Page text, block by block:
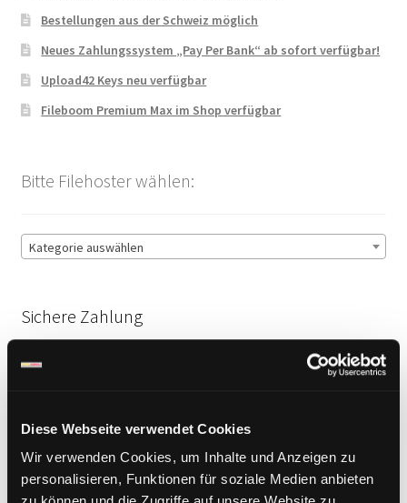
Diese Webseite verwendet Cookies
Wir verwenden Cookies, um Inhalte und Anzeigen zu
personalisieren, Funktionen für soziale Medien anbieten
Bestellungen aus der Schweiz möglich
Neues Zahlungssystem „Pay Per Bank“ ab sofort verfügbar!
Upload42 Keys neu verfügbar
Fileboom Premium Max im Shop verfügbar
Bitte Filehoster wählen:
Kategorie auswählen
Sichere Zahlung